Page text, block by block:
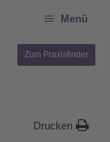
Menü
Zum Praxisfinder
Drucken